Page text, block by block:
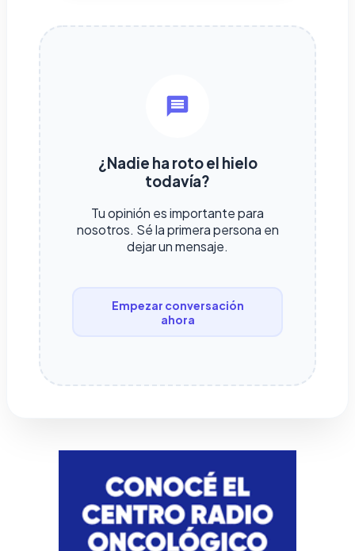
¿Nadie ha roto el hielo
todavía?
Tu opinión es importante para
nosotros. Sé la primera persona en
dejar un mensaje.
Empezar conversación
ahora